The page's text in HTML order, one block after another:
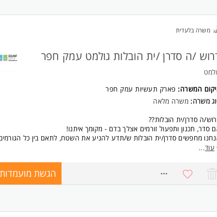
משרה בלעדית
/ה סדרן /ית הובלות גולמט עמק חפר
המשרה: פארק תעשיות עמק חפר
משרה: משרה מלאה
ה סדרן/ית הובלות??
סדר, תכנון ותפעול זורמים אצלך בדם - מקומך איתנו!
מחפשים סדרן/ית הובלות ש/תדע להניע את השטח, לתאם בין כל
שכל משלוח יוצא בזמן.
סידור קווי הפצה לנהגים.
למוביל מה להביא ומתי.
למחלקות השונות בנושאים - הובלות, תיאומים ואספקות, ליקוטים, איסוף
עוד...
הגשת מועמדות
ייצוגי שדורש מקצוען/נית בתחום!
המודעה פונה לשני המינים.
- ניסיון בתפקיד דומה, הנדסאי/תואר בתחום העיצוב/אדריכלות/בניה
כאחד.